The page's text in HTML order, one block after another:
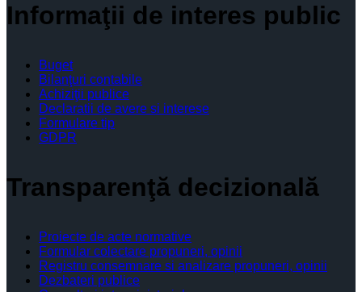
Informaţii de interes public
Buget
Bilanţuri contabile
Achiziţii publice
Declaratii de avere si interese
Formulare tip
GDPR
Transparenţă decizională
Proiecte de acte normative
Formular colectare propuneri, opinii
Registru consemnare si analizare propuneri, opinii
Dezbateri publice